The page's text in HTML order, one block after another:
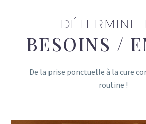
DÉTERMINE
BESOINS /
De la prise ponctuelle à la cure
routine !